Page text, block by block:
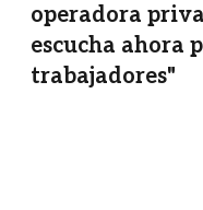
operadora
escucha ahora
trabajadores"